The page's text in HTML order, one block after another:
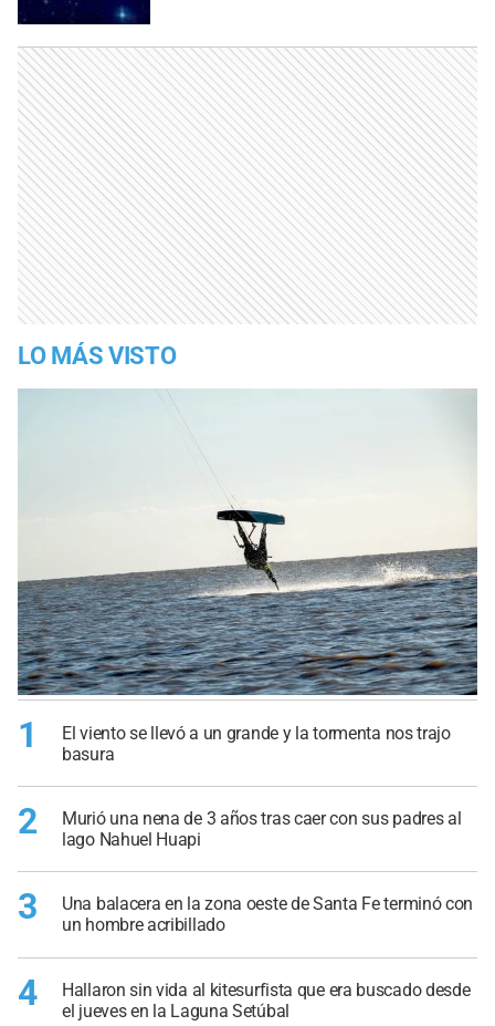
LO MÁS VISTO
1
El viento se llevó a un grande y la tormenta nos trajo
basura
2
Murió una nena de 3 años tras caer con sus padres al
lago Nahuel Huapi
3
Una balacera en la zona oeste de Santa Fe terminó con
un hombre acribillado
4
Hallaron sin vida al kitesurfista que era buscado desde
el jueves en la Laguna Setúbal